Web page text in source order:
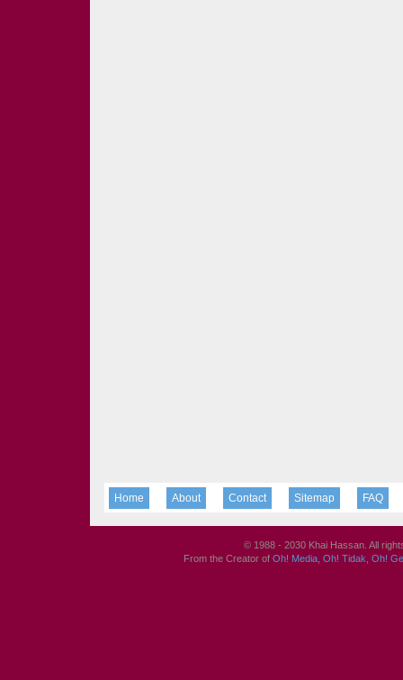
Home About Contact Sitemap FAQ
© 1988 - 2030 Khai Hassan. All
From the Creator of Oh! Media Oh! Tidak Oh!